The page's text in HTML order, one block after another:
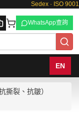
Sedex · ISO 9001
WhatsApp查詢
EN
撕裂、抗皺）